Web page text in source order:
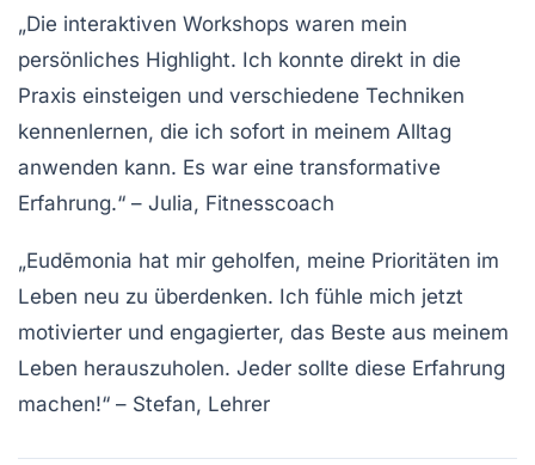
„Die interaktiven Workshops waren mein
persönliches Highlight. Ich konnte direkt in die
Praxis einsteigen und verschiedene Techniken
kennenlernen, die ich sofort in meinem Alltag
anwenden kann. Es war eine transformative
Erfahrung.“ – Julia, Fitnesscoach
„Eudēmonia hat mir geholfen, meine Prioritäten im
Leben neu zu überdenken. Ich fühle mich jetzt
motivierter und engagierter, das Beste aus meinem
Leben herauszuholen. Jeder sollte diese Erfahrung
machen!“ – Stefan, Lehrer